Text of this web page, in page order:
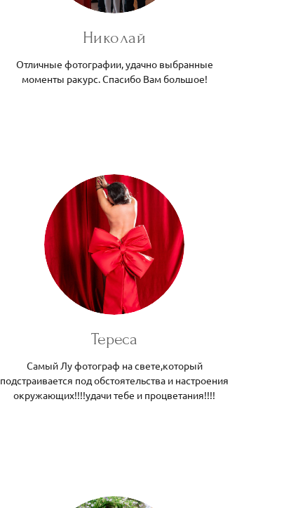
Николай
Отличные фотографии, удачно выбранные
моменты ракурс. Спасибо Вам большое!
Тереса
Самый Лу фотограф на свете,который
подстраивается под обстоятельства и настроения
окружающих!!!!удачи тебе и процветания!!!!